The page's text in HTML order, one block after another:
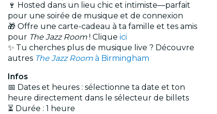
🍷 Hosted dans un lieu chic et intimiste—parfait
pour une soirée de musique et de connexion
🎁 Offre une carte-cadeau à ta famille et tes amis
pour The Jazz Room ! Clique ici
✨ Tu cherches plus de musique live ? Découvre
autres The Jazz Room à Birmingham
Infos
📅 Dates et heures : sélectionne ta date et ton
heure directement dans le sélecteur de billets
⏳ Durée : 1 heure